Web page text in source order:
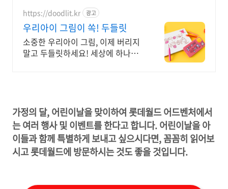
https://doodlit.kr 광고
우리아이 그림이 쏙! 두들릿
소중한 우리아이 그림, 이제 버리지
말고 두들릿하세요! 세상에 하나뿐
가정의 달, 어린이날을 맞이하여 롯데월드 어드벤처에서
는 여러 행사 및 이벤트를 한다고 합니다. 어린이날을 아
이들과 함께 특별하게 보내고 싶으시다면, 꼼꼼히 읽어보
시고 롯데월드에 방문하시는 것도 좋을 것입니다.